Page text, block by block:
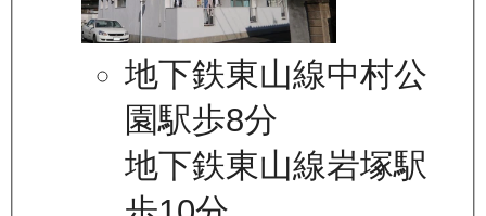
地下鉄東山線中村公
園駅歩8分
地下鉄東山線岩塚駅